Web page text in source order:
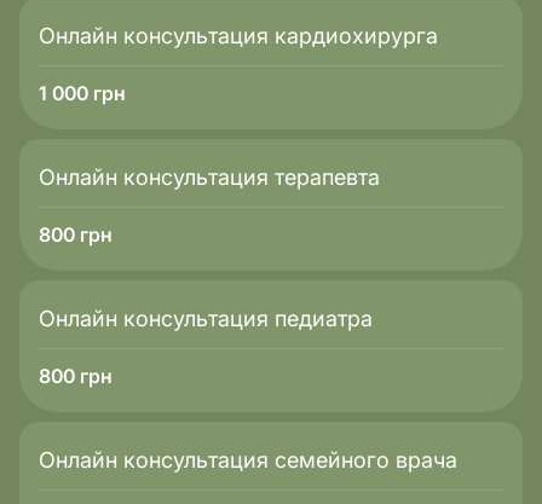
Онлайн консультация кардиохирурга
1 000 грн
Онлайн консультация терапевта
800 грн
Онлайн консультация педиатра
800 грн
Онлайн консультация семейного врача